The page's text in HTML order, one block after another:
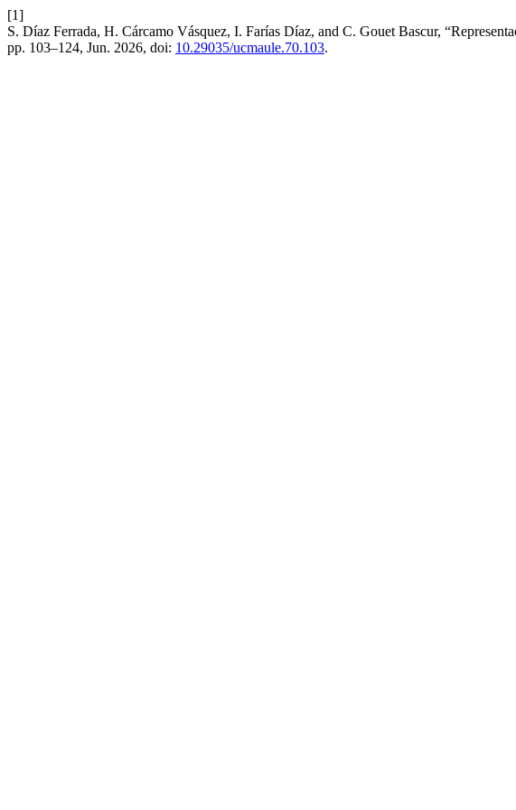
[1]
S. Díaz Ferrada, H. Cárcamo Vásquez, I. Farías Díaz, and C. Gouet Bascur,
pp. 103–124, Jun. 2026, doi: 10.29035/ucmaule.70.103.